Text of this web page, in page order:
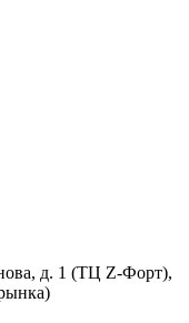
д. 1 (ТЦ Z-Форт),